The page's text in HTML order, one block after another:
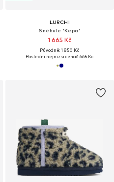
LURCHI
Sněhule 'Kepa'
1 665 Kč
Původně: 1 850 Kč
Poslední nejnižší cena:1 665 Kč